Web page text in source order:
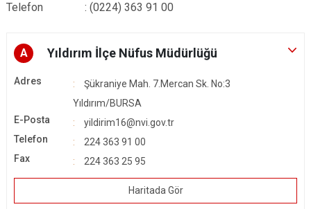
Telefon : (0224) 363 91 00
A Yıldırım İlçe Nüfus Müdürlüğü
Adres
Şükraniye Mah. 7.Mercan Sk. No:3
Yıldırım/BURSA
E-Posta
yildirim16@nvi.gov.tr
Telefon
224 363 91 00
Fax
224 363 25 95
Haritada Gör